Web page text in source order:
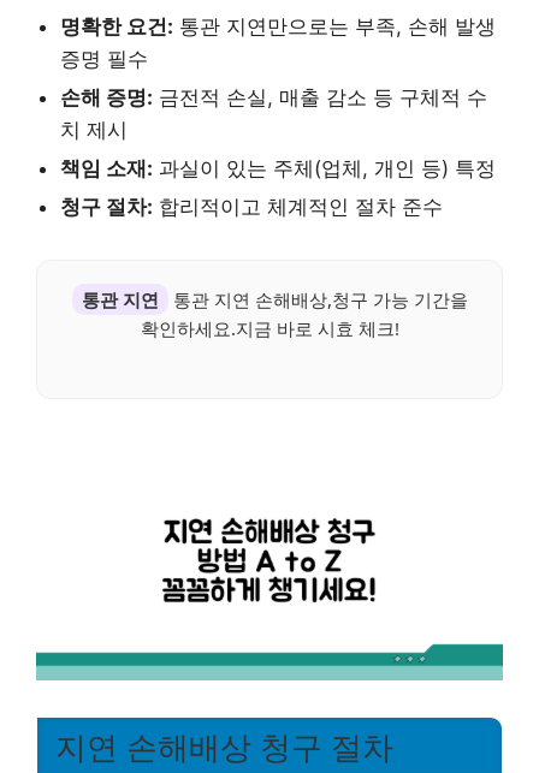
명확한 요건: 통관 지연만으로는 부족, 손해 발생
증명 필수
손해 증명: 금전적 손실, 매출 감소 등 구체적 수
치 제시
책임 소재: 과실이 있는 주체(업체, 개인 등) 특정
청구 절차: 합리적이고 체계적인 절차 준수
통관 지연
통관 지연 손해배상,청구 가능 기간을
확인하세요.지금 바로 시효 체크!
지연 손해배상 청구 절차